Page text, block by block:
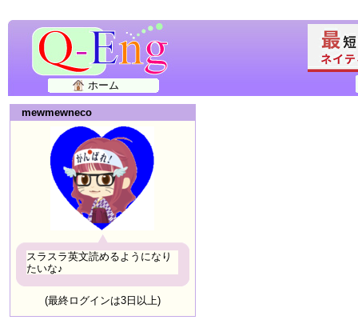
ホーム
mewmewneco
スラスラ英文読めるようになり
たいな♪
(最終ログインは3日以上)